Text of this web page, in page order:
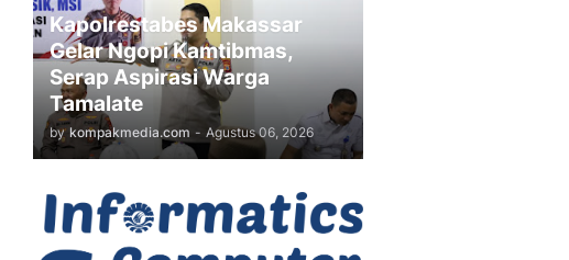
Kapolrestabes Makassar
Gelar Ngopi Kamtibmas,
Serap Aspirasi Warga
Tamalate
by kompakmedia.com - Agustus 06, 2026